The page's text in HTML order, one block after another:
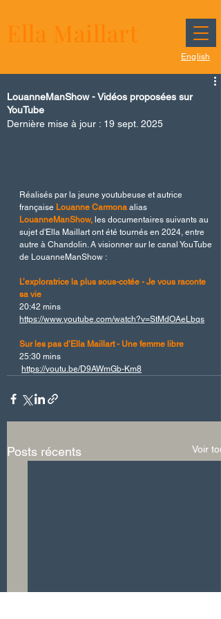
Ella Maillart
English
LouanneManShow - Vidéos proposées sur
YouTube
Dernière mise à jour : 19 sept. 2025
Réalisés par la jeune youtubeuse et autrice
française Louanne Carmona alias
LouanneManShow, les documentaires suivants au
sujet d'Ella Maillart ont été tournés en 2024, entre
autre à Chandolin. A visionner sur le canal YouTube
de LouanneManShow :
L’exploratrice la plus sous-cotée - Je vous raconte
sa vie
20:42 mins
https://www.youtube.com/watch?v=StMdOAeLbqs
Sur les pas d’Ella Maillart - Une femme libre
25:30 mins
https://youtu.be/D9AWmGb-Km8
Posts récents Voir